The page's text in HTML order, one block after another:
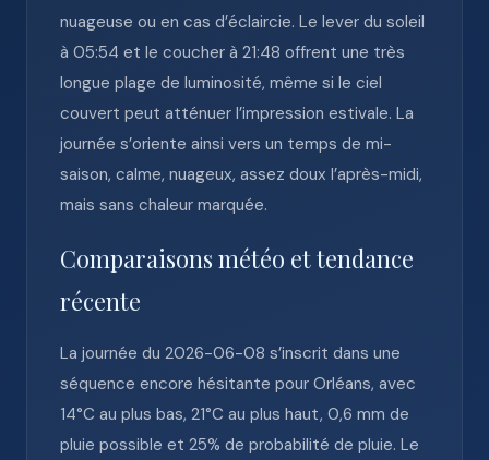
nuageuse ou en cas d’éclaircie. Le lever du soleil
à 05:54 et le coucher à 21:48 offrent une très
longue plage de luminosité, même si le ciel
couvert peut atténuer l’impression estivale. La
journée s’oriente ainsi vers un temps de mi-
saison, calme, nuageux, assez doux l’après-midi,
mais sans chaleur marquée.
Comparaisons météo et tendance
récente
La journée du 2026-06-08 s’inscrit dans une
séquence encore hésitante pour Orléans, avec
14°C au plus bas, 21°C au plus haut, 0,6 mm de
pluie possible et 25% de probabilité de pluie. Le